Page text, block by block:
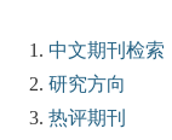
中文期刊检索
研究方向
热评期刊